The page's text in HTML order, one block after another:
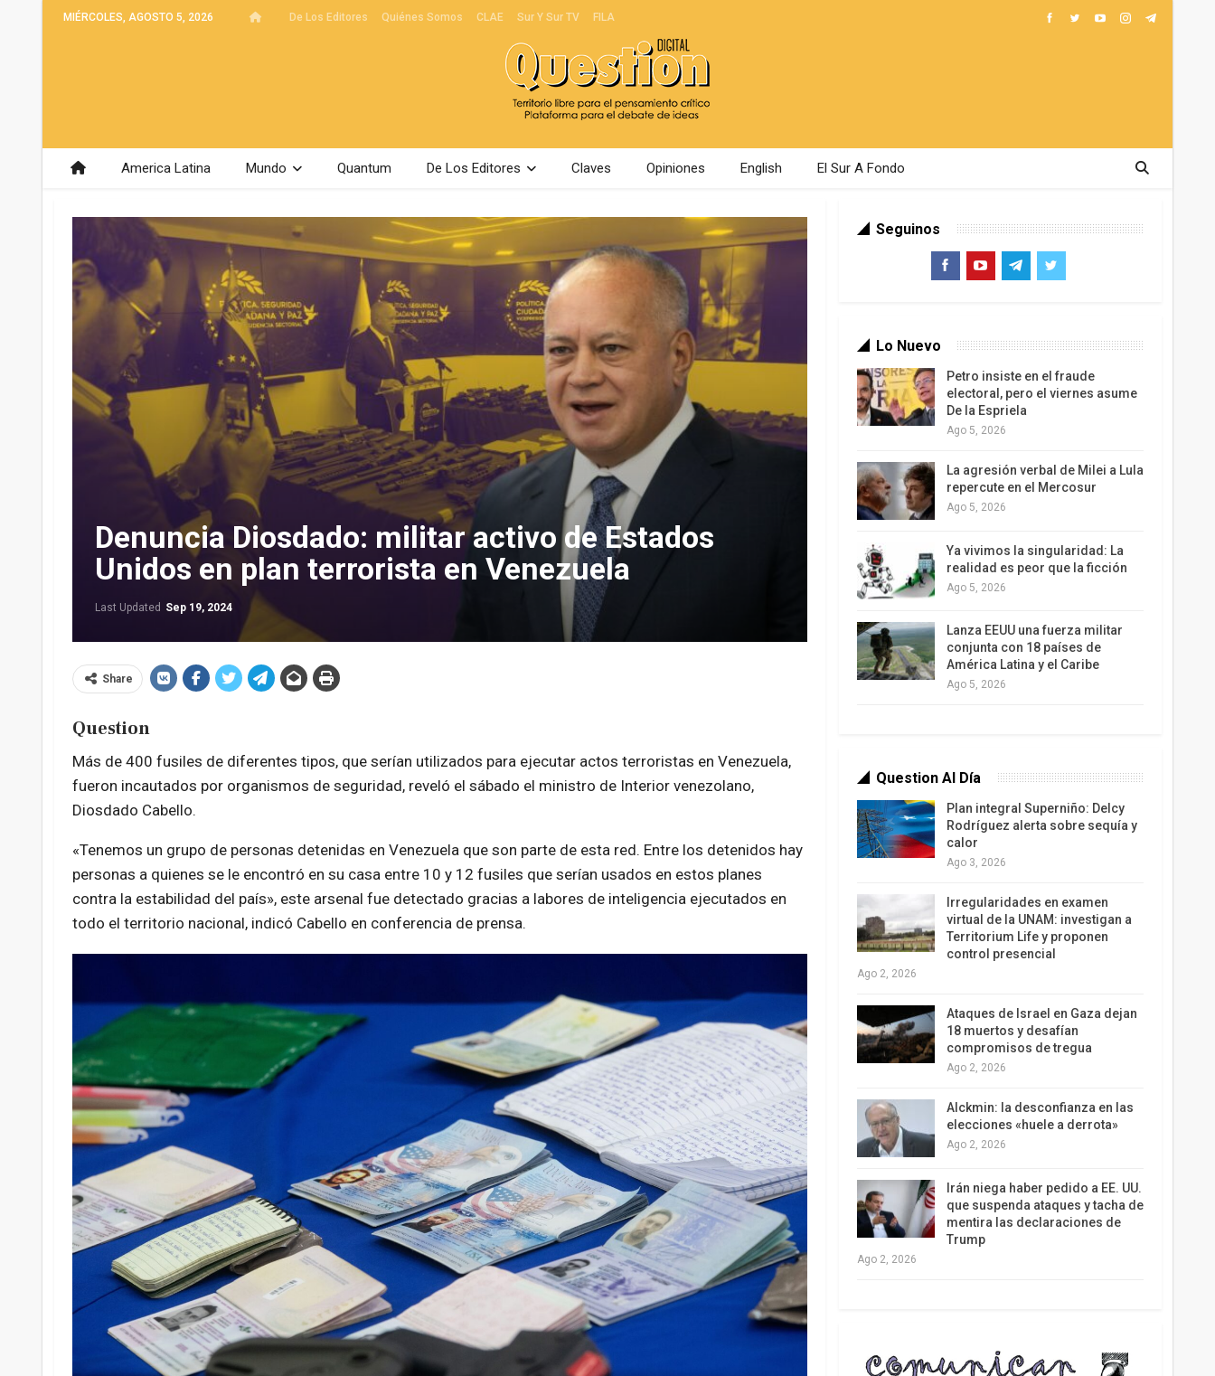
MIÉRCOLES, AGOSTO 5, 2026 De Los Editores Quiénes Somos CLAE Sur Y Sur TV FILA
America Latina Mundo Quantum De Los Editores Claves Opiniones English El Sur A Fondo
Denuncia Diosdado: militar activo de Estados
Unidos en plan terrorista en Venezuela
Last Updated Sep 19, 2024
Share
Question
Más de 400 fusiles de diferentes tipos, que serían utilizados para ejecutar actos terroristas en Venezuela,
fueron incautados por organismos de seguridad, reveló el sábado el ministro de Interior venezolano,
Diosdado Cabello.
«Tenemos un grupo de personas detenidas en Venezuela que son parte de esta red. Entre los detenidos hay
personas a quienes se le encontró en su casa entre 10 y 12 fusiles que serían usados en estos planes
contra la estabilidad del país», este arsenal fue detectado gracias a labores de inteligencia ejecutados en
todo el territorio nacional, indicó Cabello en conferencia de prensa.
Seguinos
Lo Nuevo
Petro insiste en el fraude
electoral, pero el viernes asume
De la Espriela
Ago 5, 2026
La agresión verbal de Milei a Lula
repercute en el Mercosur
Ago 5, 2026
Ya vivimos la singularidad: La
realidad es peor que la ficción
Ago 5, 2026
Lanza EEUU una fuerza militar
conjunta con 18 países de
América Latina y el Caribe
Ago 5, 2026
Question Al Día
Plan integral Superniño: Delcy
Rodríguez alerta sobre sequía y
calor
Ago 3, 2026
Irregularidades en examen
virtual de la UNAM: investigan a
Territorium Life y proponen
control presencial
Ago 2, 2026
Ataques de Israel en Gaza dejan
18 muertos y desafían
compromisos de tregua
Ago 2, 2026
Alckmin: la desconfianza en las
elecciones «huele a derrota»
Ago 2, 2026
Irán niega haber pedido a EE. UU.
que suspenda ataques y tacha de
mentira las declaraciones de
Trump
Ago 2, 2026